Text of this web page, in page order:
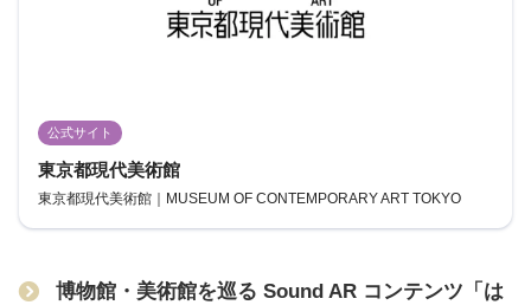
公式サイト
東京都現代美術館
東京都現代美術館｜MUSEUM OF CONTEMPORARY ART TOKYO
博物館・美術館を巡る Sound AR コンテンツ「は